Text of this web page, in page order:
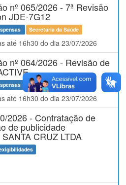
nº 065/2026 - 7ª Revisão
JDE-7G12
Secretaria da Saúde
até 16h30 do dia 23/07/2026
nº 064/2026 - Revisão de
Secretaria da Saúde
até 16h30 do dia 23/07/2026
2026 - Contratação de
de publicidade
CRUZ LTDA